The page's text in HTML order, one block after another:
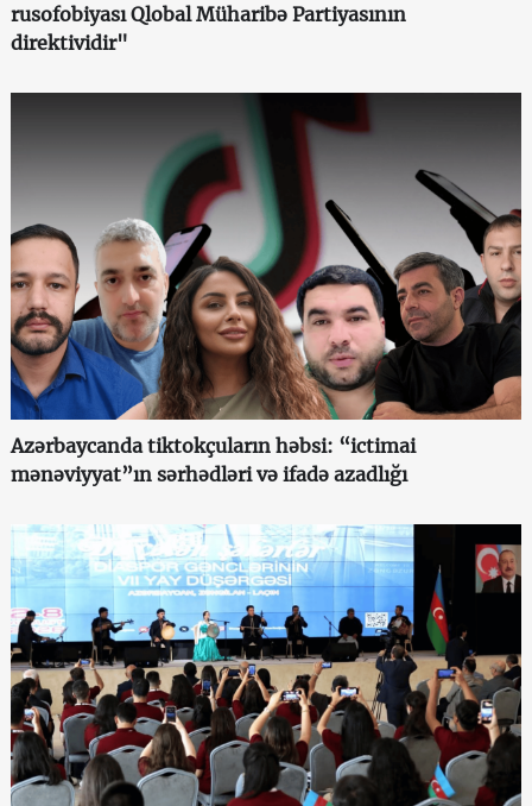
rusofobiyası Qlobal Müharibə Partiyasının
direktividir"
Azərbaycanda tiktokçuların həbsi: “ictimai
mənəviyyat”ın sərhədləri və ifadə azadlığı